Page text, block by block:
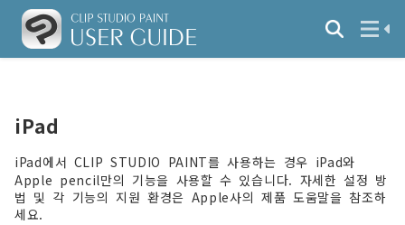
iPad
iPad에서 CLIP STUDIO PAINT를 사용하는 경우 iPad와
Apple pencil만의 기능을 사용할 수 있습니다. 자세한 설정 방
법 및 각 기능의 지원 환경은 Apple사의 제품 도움말을 참조하
세요.